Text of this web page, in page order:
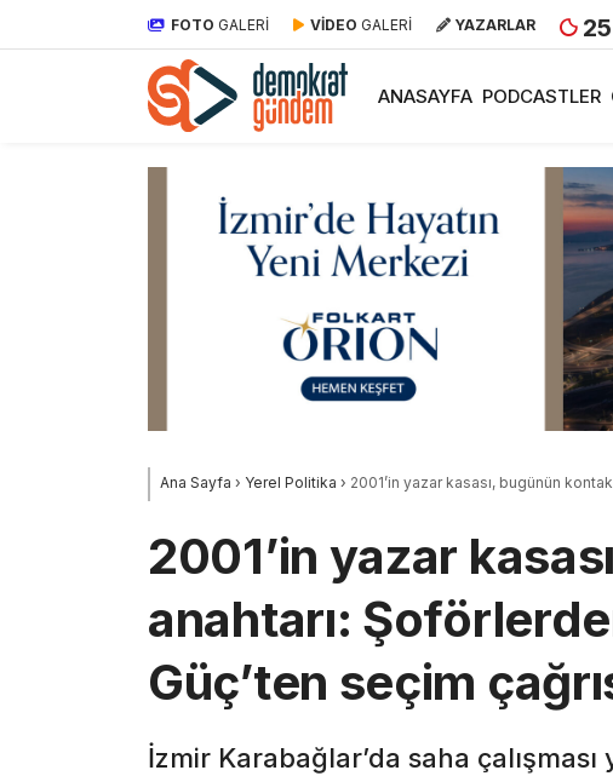
FOTO GALERİ VİDEO GALERİ YAZARLAR
ANASAYFA PODCASTLER
Ana Sayfa › Yerel Politika › 2001’in yazar kasası, bugünün
2001’in yazar
anahtarı:
Güç’ten seçim
İzmir Karabağlar’da saha